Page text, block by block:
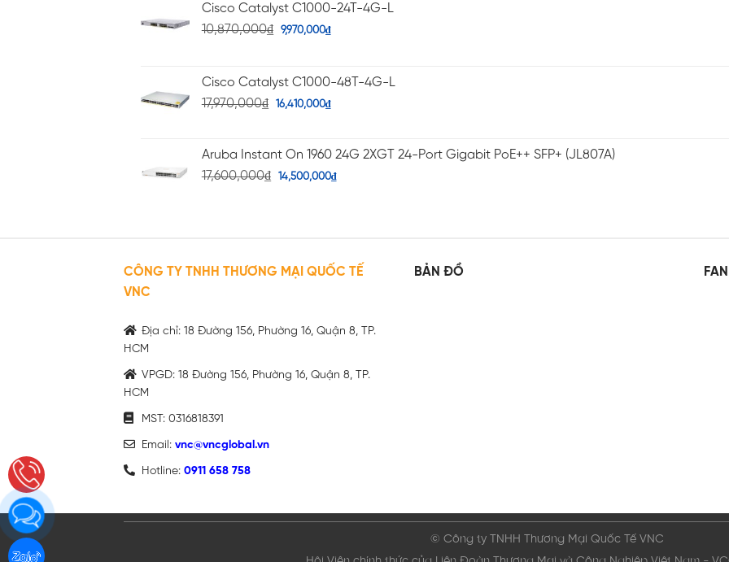
Cisco Catalyst C1000-24T-4G-L
10,870,000₫ 9,970,000₫
Cisco Catalyst C1000-48T-4G-L
17,970,000₫ 16,410,000₫
Aruba Instant On 1960 24G 2XGT 24-Port Gigabit PoE++ SFP+ (JL807A)
17,600,000₫ 14,500,000₫
CÔNG TY TNHH THƯƠNG MẠI QUỐC TẾ
VNC
Địa chỉ: 18 Đường 156, Phường 16, Quận 8, TP.
HCM
VPGD: 18 Đường 156, Phường 16, Quận 8, TP.
HCM
MST: 0316818391
Email: vnc@vncglobal.vn
Hotline: 0911 658 758
BẢN ĐỒ
© Công ty TNHH Thương Mại Quốc Tế VNC